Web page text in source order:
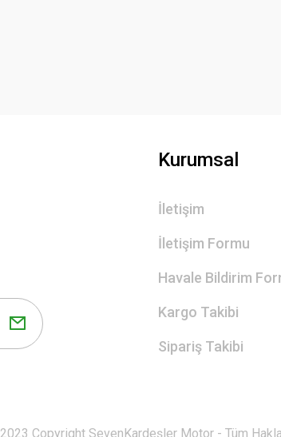
Kurumsal
İletişim
İletişim Formu
Havale Bildirim
Kargo Takibi
Sipariş Takibi
2023 Copyright SevenKardeşler Motor - Tüm